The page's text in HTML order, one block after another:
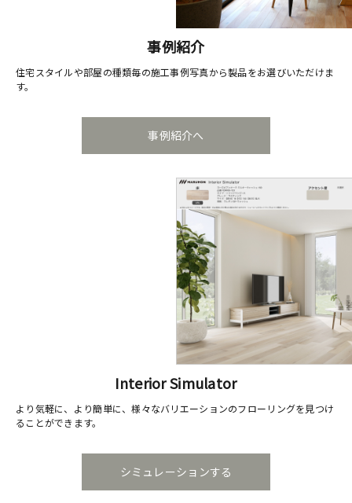
事例紹介
住宅スタイルや部屋の種類毎の施工事例写真から製品をお選びいただけま
す。
事例紹介へ
Interior Simulator
より気軽に、より簡単に、様々なバリエーションのフローリングを見つけ
ることができます。
シミュレーションする